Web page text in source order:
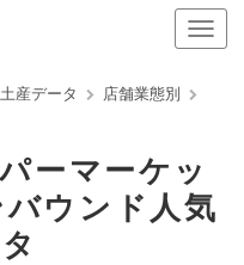
ナ
ビ
ン
の
表
産データ
店舗業態別
ーマーケッ
ウンド人気